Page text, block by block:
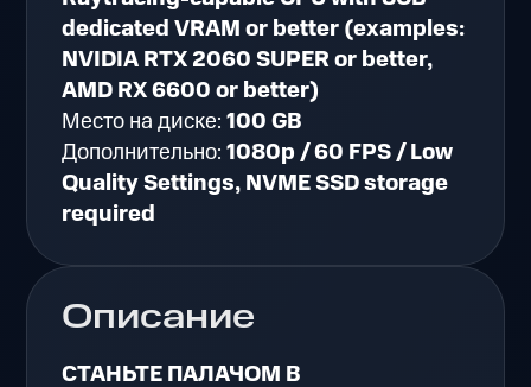
Описание
СТАНЬТЕ ПАЛАЧОМ В
dedicated VRAM or better (examples:
NVIDIA RTX 2060 SUPER or better,
AMD RX 6600 or better)
Место на диске:100 GB
Дополнительно:1080p / 60 FPS / Low
Quality Settings, NVME SSD storage
required